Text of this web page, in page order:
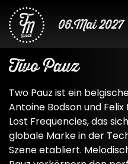
06.Mai 2027
Two Pauz
Two Pauz ist ein
Antoine Bodson und
Lost Frequencies, das
globale Marke in der
Szene etabliert.